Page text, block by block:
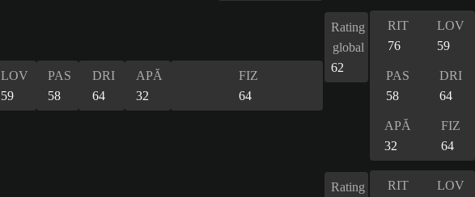
LOV
59
PAS
58
DRI
64
APĂ
32
FIZ
64
Rating
global
62
RIT
76
LOV
59
PAS
58
DRI
64
APĂ
32
FIZ
64
Rating
RIT
LOV